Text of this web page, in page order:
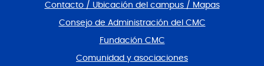
Contacto / Ubicación del campus / Mapas
Consejo de Administración del CMC
Fundación CMC
Comunidad y asociaciones